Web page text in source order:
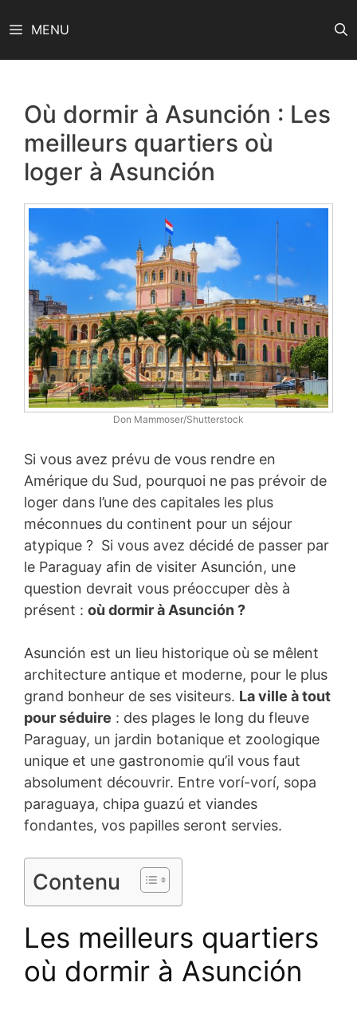
au
MENU
Où dormir à Asunción : Les
meilleurs quartiers où
loger à Asunción
Don Mammoser/Shutterstock
Si vous avez prévu de vous rendre en
Amérique du Sud, pourquoi ne pas prévoir de
loger dans l’une des capitales les plus
méconnues du continent pour un séjour
atypique ? Si vous avez décidé de passer par
le Paraguay afin de visiter Asunción, une
question devrait vous préoccuper dès à
présent : où dormir à Asunción ?
Asunción est un lieu historique où se mêlent
architecture antique et moderne, pour le plus
grand bonheur de ses visiteurs. La ville à tout
pour séduire : des plages le long du fleuve
Paraguay, un jardin botanique et zoologique
unique et une gastronomie qu’il vous faut
absolument découvrir. Entre vorí-vorí, sopa
paraguaya, chipa guazú et viandes
fondantes, vos papilles seront servies.
Contenu
Les meilleurs quartiers
où dormir à Asunción